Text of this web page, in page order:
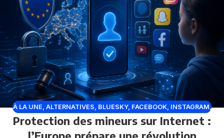
À LA UNE ALTERNATIVES BLUESKY, FACEBOOK, INSTAGRAM ,
PLATEFORMES, RÉSEAUX SOCIAUX, SIGNAL,TELEGRAM,
TIKTOK
Protection des mineurs sur Internet :